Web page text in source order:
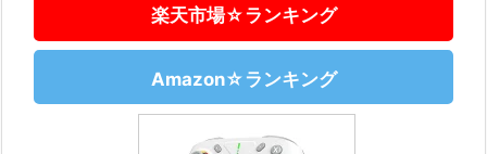
楽天市場☆ランキング
Amazon☆ランキング